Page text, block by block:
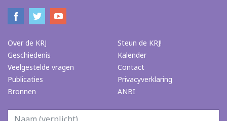
Over de KRJ
Geschiedenis
Veelgestelde vragen
Publicaties
Bronnen
Steun de KRJ!
Kalender
Contact
Privacyverklaring
ANBI